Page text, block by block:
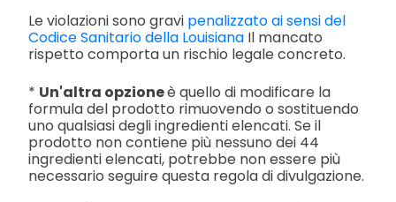
Le violazioni sono gravi penalizzato ai sensi del
Codice Sanitario della Louisiana Il mancato
rispetto comporta un rischio legale concreto.
* Un'altra opzioneè quello di modificare la
formula del prodotto rimuovendo o sostituendo
uno qualsiasi degli ingredienti elencati. Se il
prodotto non contiene più nessuno dei 44
ingredienti elencati, potrebbe non essere più
necessario seguire questa regola di divulgazione.